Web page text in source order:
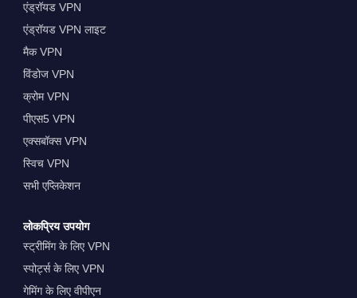
एंड्रॉयड VPN
एंड्रॉयड VPN लाइट
मैक VPN
विंडोज VPN
क्रोम VPN
पीएस5 VPN
एक्सबॉक्स VPN
स्विच VPN
सभी एप्लिकेशन
लोकप्रिय उपयोग
स्ट्रीमिंग के लिए VPN
स्पोर्ट्स के लिए VPN
गेमिंग के लिए वीपीएन